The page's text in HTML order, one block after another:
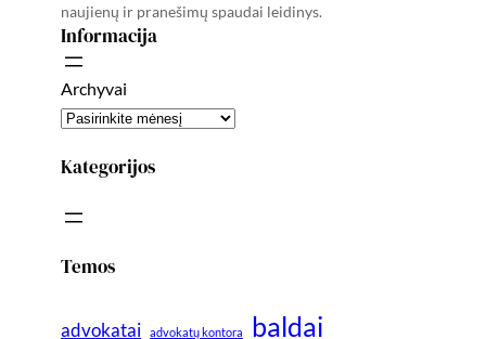
naujienų ir pranešimų spaudai leidinys.
Informacija
Archyvai
Kategorijos
Temos
advokatai advokatų kontora baldai